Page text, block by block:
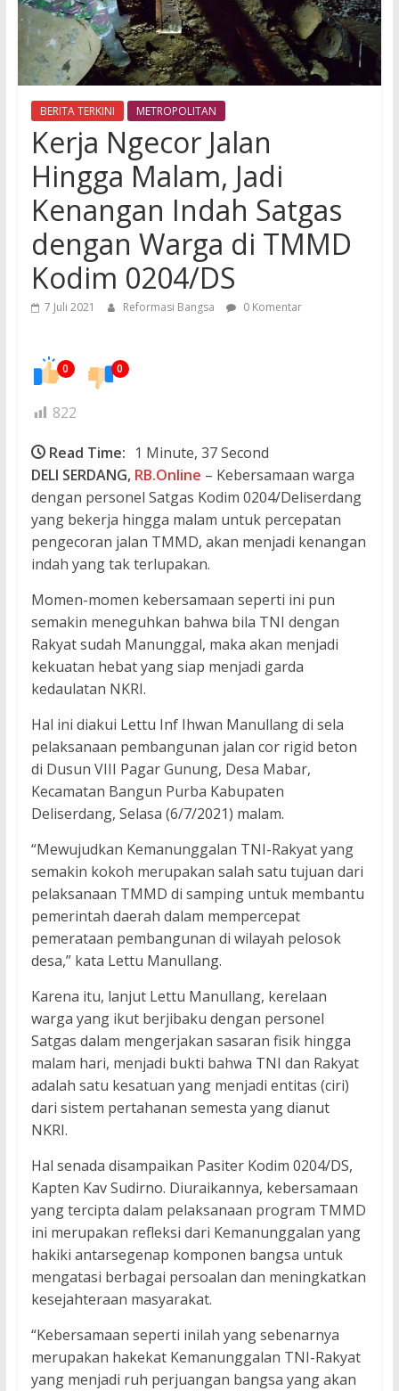
BERITA TERKINI METROPOLITAN
Kerja Ngecor Jalan
Hingga Malam, Jadi
Kenangan Indah Satgas
dengan Warga di TMMD
Kodim 0204/DS
7 Juli 2021 Reformasi Bangsa 0 Komentar
0 0
822
Read Time: 1 Minute, 37 Second
DELI SERDANG, RB.Online – Kebersamaan warga
dengan personel Satgas Kodim 0204/Deliserdang
yang bekerja hingga malam untuk percepatan
pengecoran jalan TMMD, akan menjadi kenangan
indah yang tak terlupakan.
Momen-momen kebersamaan seperti ini pun
semakin meneguhkan bahwa bila TNI dengan
Rakyat sudah Manunggal, maka akan menjadi
kekuatan hebat yang siap menjadi garda
kedaulatan NKRI.
Hal ini diakui Lettu Inf Ihwan Manullang di sela
pelaksanaan pembangunan jalan cor rigid beton
di Dusun VIII Pagar Gunung, Desa Mabar,
Kecamatan Bangun Purba Kabupaten
Deliserdang, Selasa (6/7/2021) malam.
“Mewujudkan Kemanunggalan TNI-Rakyat yang
semakin kokoh merupakan salah satu tujuan dari
pelaksanaan TMMD di samping untuk membantu
pemerintah daerah dalam mempercepat
pemerataan pembangunan di wilayah pelosok
desa,” kata Lettu Manullang.
Karena itu, lanjut Lettu Manullang, kerelaan
warga yang ikut berjibaku dengan personel
Satgas dalam mengerjakan sasaran fisik hingga
malam hari, menjadi bukti bahwa TNI dan Rakyat
adalah satu kesatuan yang menjadi entitas (ciri)
dari sistem pertahanan semesta yang dianut
NKRI.
Hal senada disampaikan Pasiter Kodim 0204/DS,
Kapten Kav Sudirno. Diuraikannya, kebersamaan
yang tercipta dalam pelaksanaan program TMMD
ini merupakan refleksi dari Kemanunggalan yang
hakiki antarsegenap komponen bangsa untuk
mengatasi berbagai persoalan dan meningkatkan
kesejahteraan masyarakat.
“Kebersamaan seperti inilah yang sebenarnya
merupakan hakekat Kemanunggalan TNI-Rakyat
yang menjadi ruh perjuangan bangsa yang akan